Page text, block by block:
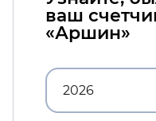
ваш
«Аршин»